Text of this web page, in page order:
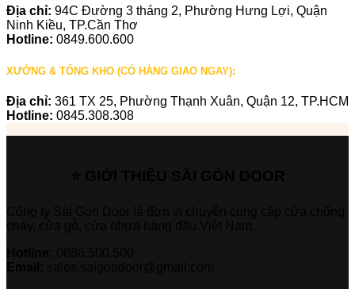
Địa chỉ: 94C Đường 3 tháng 2, Phường Hưng Lợi, Quận
Ninh Kiều, TP.Cần Thơ
Hotline: 0849.600.600
XƯỞNG & TỔNG KHO (CÓ HÀNG GIAO NGAY):
Địa chỉ: 361 TX 25, Phường Thạnh Xuân, Quận 12, TP.HCM
Hotline: 0845.308.308